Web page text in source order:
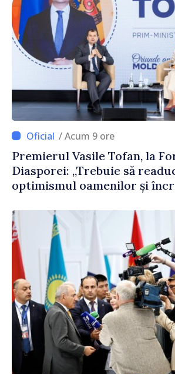
/ Acum 9 ore
Premierul Vasile Tofan, la
Diasporei: „Trebuie să
optimismul oamenilor și
corectă”